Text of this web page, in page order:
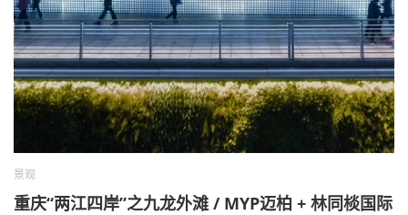
景观
重庆“两江四岸”之九龙外滩 / MYP迈柏 + 林同棪国际